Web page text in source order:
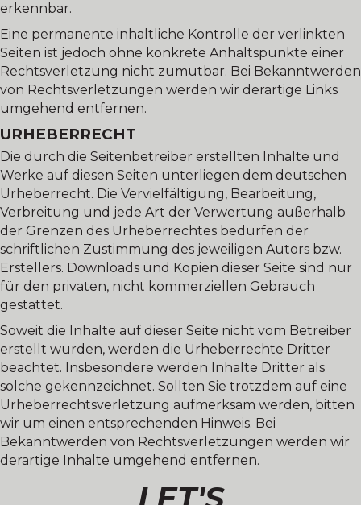
erkennbar.
Eine permanente inhaltliche Kontrolle der verlinkten
Seiten ist jedoch ohne konkrete Anhaltspunkte einer
Rechtsverletzung nicht zumutbar. Bei Bekanntwerden
von Rechtsverletzungen werden wir derartige Links
umgehend entfernen.
URHEBERRECHT
Die durch die Seitenbetreiber erstellten Inhalte und
Werke auf diesen Seiten unterliegen dem deutschen
Urheberrecht. Die Vervielfältigung, Bearbeitung,
Verbreitung und jede Art der Verwertung außerhalb
der Grenzen des Urheberrechtes bedürfen der
schriftlichen Zustimmung des jeweiligen Autors bzw.
Erstellers. Downloads und Kopien dieser Seite sind nur
für den privaten, nicht kommerziellen Gebrauch
gestattet.
Soweit die Inhalte auf dieser Seite nicht vom Betreiber
erstellt wurden, werden die Urheberrechte Dritter
beachtet. Insbesondere werden Inhalte Dritter als
solche gekennzeichnet. Sollten Sie trotzdem auf eine
Urheberrechtsverletzung aufmerksam werden, bitten
wir um einen entsprechenden Hinweis. Bei
Bekanntwerden von Rechtsverletzungen werden wir
derartige Inhalte umgehend entfernen.